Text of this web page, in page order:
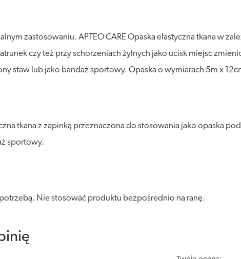
zastosowaniu. APTEO CARE Opaska elastyczna tkana w
czy też przy schorzeniach żylnych jako ucisk miejsc
staw lub jako bandaż sportowy. Opaska o wymiarach 5m x
tkana z zapinką przeznaczona do stosowania jako opaska
sportowy.
Nie stosować produktu bezpośrednio na ranę.